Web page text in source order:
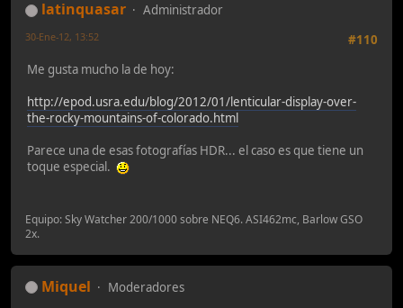
latinquasar
Administrador
#110
30-Ene-12, 13:52
Me gusta mucho la de hoy:
http://epod.usra.edu/blog/2012/01/lenticular-display-over-
the-rocky-mountains-of-colorado.html
Parece una de esas fotografías HDR... el caso es que tiene un
toque especial.
Equipo: Sky Watcher 200/1000 sobre NEQ6. ASI462mc, Barlow GSO
2x.
Miquel
Moderadores